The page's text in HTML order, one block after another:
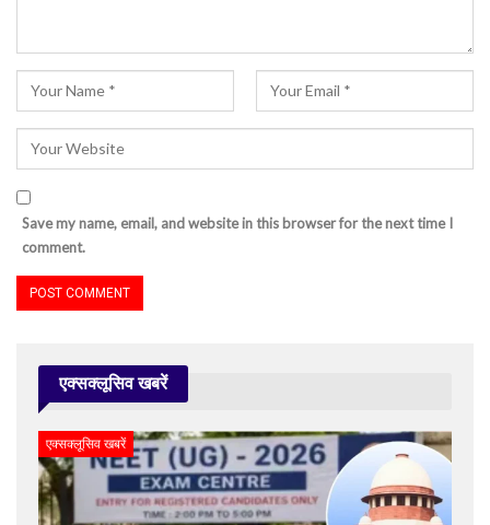
Save my name, email, and website in this browser for the next time I
comment.
एक्सक्लूसिव खबरें
एक्सक्लूसिव खबरें